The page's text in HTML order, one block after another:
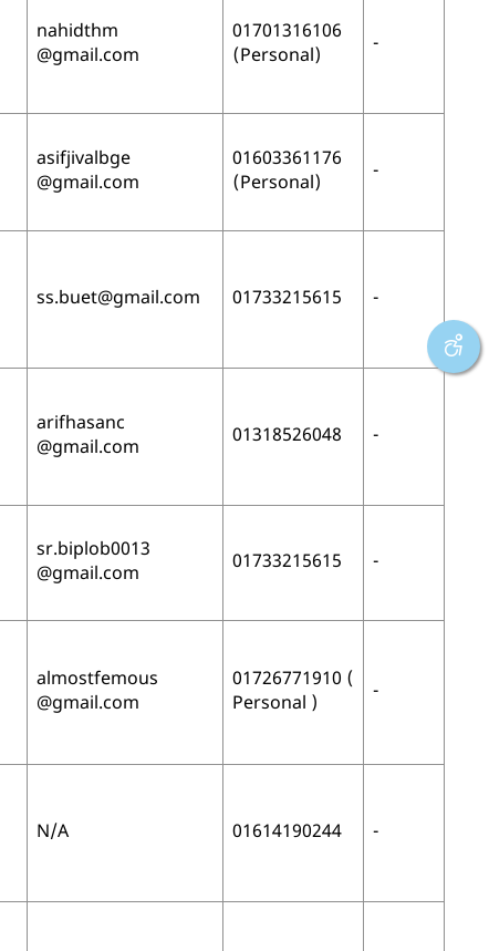
nahidthm
@gmail.com
01701316106
(Personal)
-
asifjivalbge
@gmail.com
01603361176
(Personal)
-
ss.buet@gmail.com 01733215615 -
arifhasanc
@gmail.com
01318526048 -
sr.biplob0013
@gmail.com
01733215615 -
almostfemous
@gmail.com
01726771910 (
Personal )
-
N/A 01614190244 -